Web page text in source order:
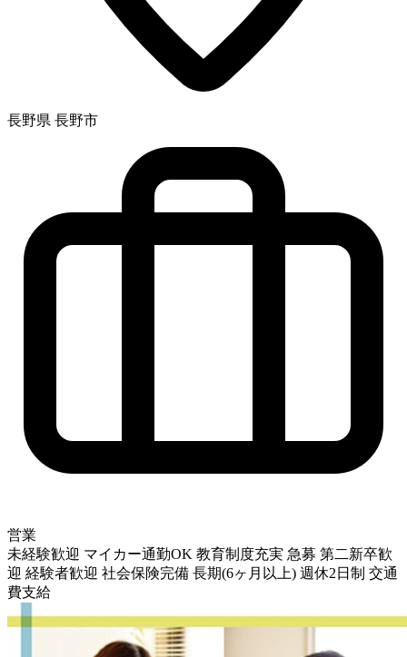
長野県 長野市
営業
未経験歓迎 マイカー通勤OK 教育制度充実 急募 第二新卒歓
迎 経験者歓迎 社会保険完備 長期(6ヶ月以上) 週休2日制 交通
費支給